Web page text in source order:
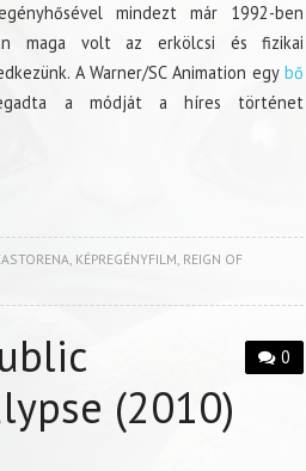
mindezt már 1992-ben
maga volt az erkölcsi és fizikai
A Warner/SC Animation egybő
a módját a híres történet
, KÉPREGÉNYFILM, REIGN OF
0
(2010)